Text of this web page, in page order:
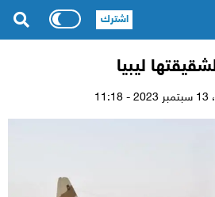
ليبيا
اشترك